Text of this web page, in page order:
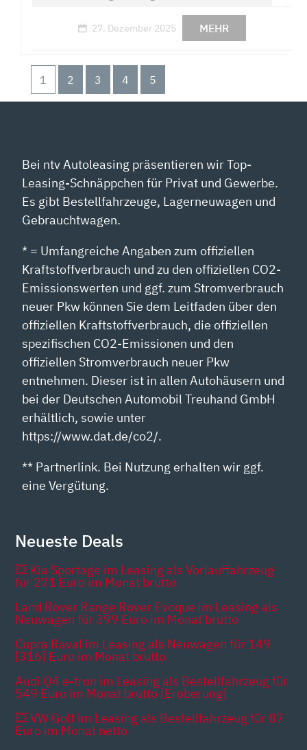
27. Dezember 2025 MEHR
1 2 3 4 5
Bei ntv Autoleasing präsentieren wir Top-
Leasing-Schnäppchen für Privat und Gewerbe.
Es gibt Bestellfahrzeuge, Lagerneuwagen und
Gebrauchtwagen.
* = Umfangreiche Angaben zum offiziellen
Kraftstoffverbrauch und zu den offiziellen CO2-
Emissionswerten und ggf. zum Stromverbrauch
neuer Pkw können Sie dem Leitfaden über den
offiziellen Kraftstoffverbrauch, die offiziellen
spezifischen CO2-Emissionen und den
offiziellen Stromverbrauch neuer Pkw
entnehmen. Dieser ist in allen Autohäusern und
bei der Deutschen Automobil Treuhand GmbH
erhältlich, sowie unter
https://www.dat.de/co2/.
** Partnerlink. Bei Nutzung erhalten wir ggf.
eine Vergütung.
Neueste Deals
💥 Kia Sportage im Leasing als Vorlauffahrzeug
für 271 Euro im Monat brutto
Land Rover Range Rover Evoque im Leasing als
Neuwagen für 399 Euro im Monat brutto
Cupra Raval im Leasing als Neuwagen für 149
[316] Euro im Monat brutto
Audi Q4 e-tron im Leasing als Bestellfahrzeug für
549 Euro im Monat brutto [Eroberung]
💥 VW Golf im Leasing als Bestellfahrzeug für 87
Euro im Monat netto